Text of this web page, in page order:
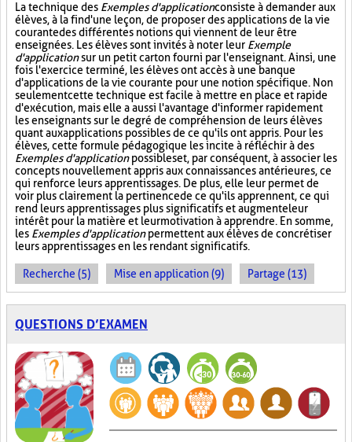
La technique des Exemples d'applicationconsiste à demander aux
élèves, à la fin d'une leçon, de proposer des applications de la vie
courante des différentes notions qui viennent de leur être
enseignées. Les élèves sont invités à noter leur Exemple
d'applicationsur un petit carton fourni par l'enseignant. Ainsi, une
fois l'exercice terminé, les élèves ont accès à une banque
d'applications de la vie courante pour une notion spécifique. Non
seulement cette technique est facile à mettre en place et rapide
d'exécution, mais elle a aussi l'avantage d'informer rapidement
les enseignants sur le degré de compréhension de leurs élèves
quant aux applications possibles de ce qu'ils ont appris. Pour les
élèves, cette formule pédagogique les incite à réfléchir à des
Exemples d'applicationpossibles et, par conséquent, à associer les
concepts nouvellement appris aux connaissances antérieures, ce
qui renforce leurs apprentissages. De plus, elle leur permet de
voir plus clairement la pertinence de ce qu'ils apprennent, ce qui
rend leurs apprentissages plus significatifs et augmente leur
intérêt pour la matière et leur motivation à apprendre. En somme,
les Exemples d'applicationpermettent aux élèves de concrétiser
leurs apprentissages en les rendant significatifs.
Recherche (5) Mise en application (9) Partage (13)
QUESTIONS D’EXAMEN